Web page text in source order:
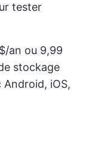
tester
an ou 9,99
stockage
iOS,